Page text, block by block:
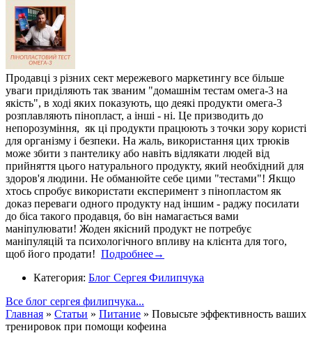
Продавці з різних сект мережевого маркетингу все більше
уваги приділяють так званим "домашнім тестам омега-3 на
якість", в ході яких показують, що деякі продукти омега-3
розплавляють пінопласт, а інші - ні. Це призводить до
непорозуміння, як ці продукти працюють з точки зору користі
для організму і безпеки. На жаль, використання цих трюків
може збити з пантелику або навіть відлякати людей від
прийняття цього натурального продукту, який необхідний для
здоров'я людини. Не обманюйте себе цими "тестами"! Якщо
хтось спробує використати експеримент з пінопластом як
доказ переваги одного продукту над іншим - раджу посилати
до біса такого продавця, бо він намагається вами
маніпулювати! Жоден якісний продукт не потребує
маніпуляцій та психологічного впливу на клієнта для того,
щоб його продати! Подробнее→
Категория: Блог Сергея Филипчука
Все блог сергея филипчука...
Главная » Статьи » Питание » Повысьте эффективность ваших
тренировок при помощи кофеина